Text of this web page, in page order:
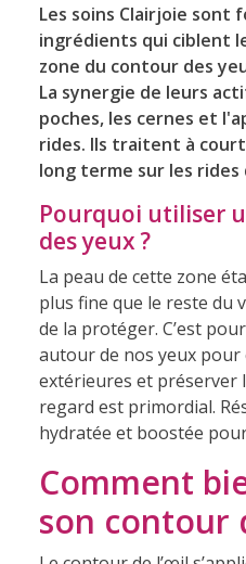
Les soins Clairjoie sont
ingrédients qui ciblent
zone du contour des
La synergie de leurs
poches, les cernes et
rides. Ils traitent à
long terme sur les rides
Pourquoi utiliser
des yeux ?
La peau de cette zone
plus fine que le reste du
de la protéger. C’est
autour de nos yeux
extérieures et préserver
regard est primordial.
hydratée et boostée
Comment
son contour